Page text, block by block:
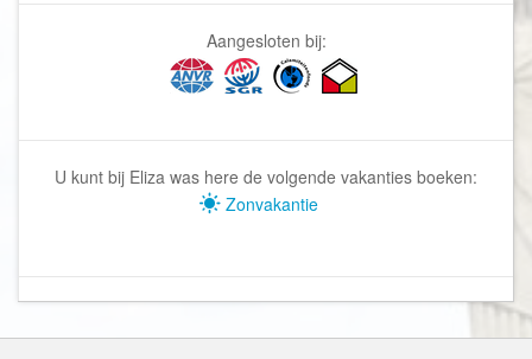
Aangesloten bij:
U kunt bij Eliza was here de volgende vakanties boeken:
Zonvakantie